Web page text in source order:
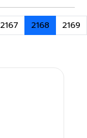
2167 2168 2169